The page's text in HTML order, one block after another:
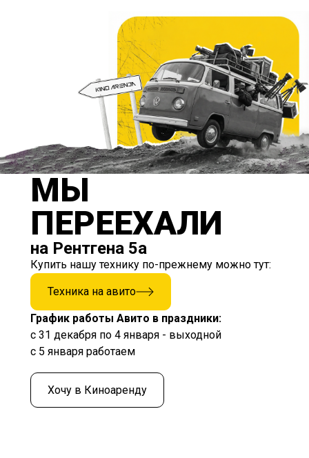
МЫ
ПЕРЕЕХАЛИ
на Рентгена 5а
Купить нашу технику по-прежнему можно тут:
Техника на авито
График работы Авито в праздники:
с 31 декабря по 4 января - выходной
с 5 января работаем
Хочу в Киноаренду